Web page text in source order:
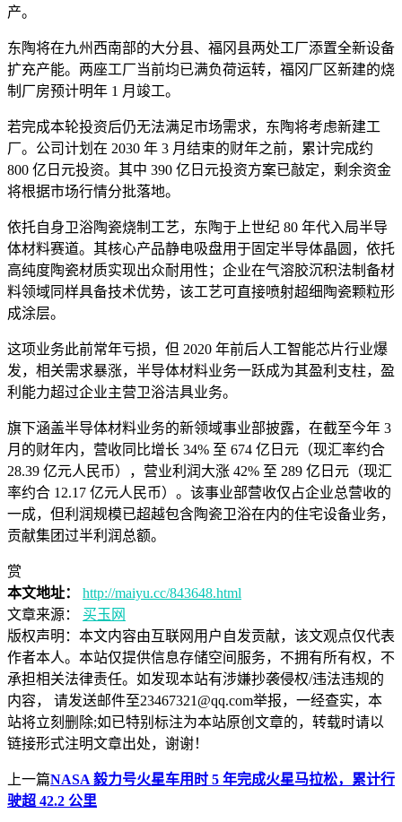
产。
东陶将在九州西南部的大分县、福冈县两处工厂添置全新设备
扩充产能。两座工厂当前均已满负荷运转，福冈厂区新建的烧
制厂房预计明年 1 月竣工。
若完成本轮投资后仍无法满足市场需求，东陶将考虑新建工
厂。公司计划在 2030 年 3 月结束的财年之前，累计完成约
800 亿日元投资。其中 390 亿日元投资方案已敲定，剩余资金
将根据市场行情分批落地。
依托自身卫浴陶瓷烧制工艺，东陶于上世纪 80 年代入局半导
体材料赛道。其核心产品静电吸盘用于固定半导体晶圆，依托
高纯度陶瓷材质实现出众耐用性；企业在气溶胶沉积法制备材
料领域同样具备技术优势，该工艺可直接喷射超细陶瓷颗粒形
成涂层。
这项业务此前常年亏损，但 2020 年前后人工智能芯片行业爆
发，相关需求暴涨，半导体材料业务一跃成为其盈利支柱，盈
利能力超过企业主营卫浴洁具业务。
旗下涵盖半导体材料业务的新领域事业部披露，在截至今年 3
月的财年内，营收同比增长 34% 至 674 亿日元（现汇率约合
28.39 亿元人民币），营业利润大涨 42% 至 289 亿日元（现汇
率约合 12.17 亿元人民币）。该事业部营收仅占企业总营收的
一成，但利润规模已超越包含陶瓷卫浴在内的住宅设备业务，
贡献集团过半利润总额。
赏
本文地址：
http://maiyu.cc/843648.html
文章来源：
买玉网
版权声明： 本文内容由互联网用户自发贡献，该文观点仅代表
作者本人。本站仅提供信息存储空间服务，不拥有所有权，不
承担相关法律责任。如发现本站有涉嫌抄袭侵权/违法违规的
内容， 请发送邮件至23467321@qq.com举报，一经查实，本
站将立刻删除;如已特别标注为本站原创文章的，转载时请以
链接形式注明文章出处，谢谢！
上一篇NASA 毅力号火星车用时 5 年完成火星马拉松，累计行
驶超 42.2 公里